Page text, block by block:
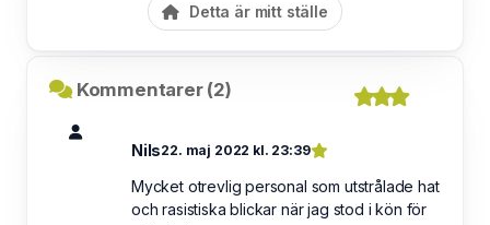
Detta är mitt ställe
Kommentarer (2)
Nils22. maj 2022 kl. 23:39
Mycket otrevlig personal som utstrålade hat
och rasistiska blickar när jag stod i kön för